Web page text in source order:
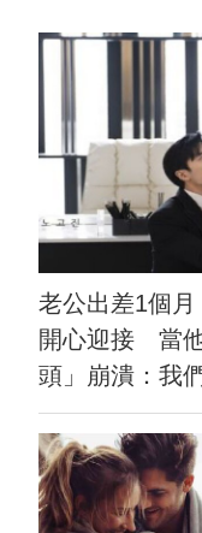
老公出差1個
開心迎接 當
頭」崩潰：我